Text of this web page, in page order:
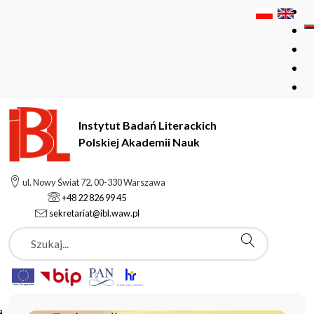
Instytut Badań Literackich
Polskiej Akademii Nauk
ul. Nowy Świat 72, 00-330 Warszawa
+48 22 826 99 45
sekretariat@ibl.waw.pl
Szukaj
Instytut Badań Literackich Polskiej Akademii Nauk
Aktualności